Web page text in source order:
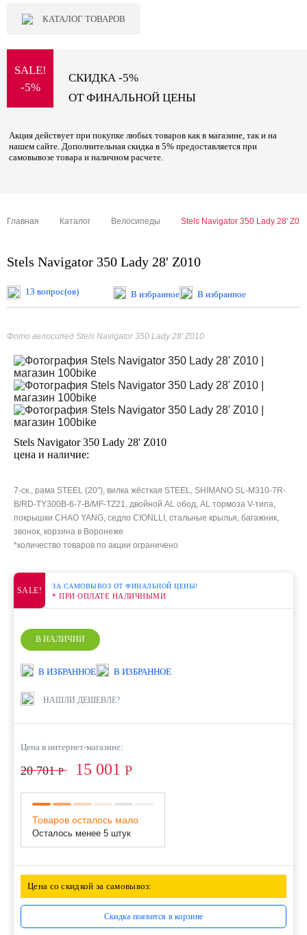
КАТАЛОГ ТОВАРОВ
SALE!
-5%
СКИДКА -5%
ОТ ФИНАЛЬНОЙ ЦЕНЫ
Акция действует при покупке любых товаров как в магазине, так и на
нашем сайте. Дополнительная скидка в 5% предоставляется при
самовывозе товара и наличном расчете.
Главная Каталог Велосипеды Stels Navigator 350 Lady 28'
Stels Navigator 350 Lady 28' Z010
13 вопрос(ов) В избранное В избранное
Фото велосипед Stels Navigator 350 Lady 28' Z010
Stels Navigator 350 Lady 28' Z010
цена и наличие:
7-ск., рама STEEL (20"), вилка жёсткая STEEL, SHIMANO SL-M310-7R-
B/RD-TY300B-6-7-B/MF-TZ21, двойной AL обод, AL тормоза V-типа,
покрышки CHAO YANG, седло CIONLLI, стальные крылья, багажник,
звонок, корзина в Воронеже
*количество товаров по акции ограничено
SALE! ЗА САМОВЫВОЗ ОТ ФИНАЛЬНОЙ ЦЕНЫ!
* ПРИ ОПЛАТЕ НАЛИЧНЫМИ
В НАЛИЧИИ
В ИЗБРАННОЕ В ИЗБРАННОЕ
НАШЛИ ДЕШЕВЛЕ?
Цена в интернет-магазине:
20 701Р 15 001 Р
Товаров осталось мало
Осталось менее 5 штук
Цена со скидкой за самовывоз:
Скидка появится в корзине